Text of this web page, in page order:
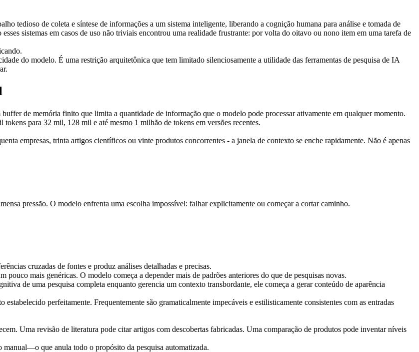
tedioso de coleta e síntese de informações a um sistema inteligente, liberando a cognição humana para análise e tomada de
sistemas em casos de uso não triviais encontrou uma realidade frustrante: por volta do oitavo ou nono item em uma tarefa de
do modelo. É uma restrição arquitetônica que tem limitado silenciosamente a utilidade das ferramentas de pesquisa de IA
de memória finito que limita a quantidade de informação que o modelo pode processar ativamente em qualquer momento.
para 32 mil, 128 mil e até mesmo 1 milhão de tokens em versões recentes.
empresas, trinta artigos científicos ou vinte produtos concorrentes - a janela de contexto se enche rapidamente. Não é apenas
pressão. O modelo enfrenta uma escolha impossível: falhar explicitamente ou começar a cortar caminho.
cruzadas de fontes e produz análises detalhadas e precisas.
pouco mais genéricas. O modelo começa a depender mais de padrões anteriores do que de pesquisas novas.
de uma pesquisa completa enquanto gerencia um contexto transbordante, ele começa a gerar conteúdo de aparência
perfeitamente. Frequentemente são gramaticalmente impecáveis e estilisticamente consistentes com as entradas
Uma revisão de literatura pode citar artigos com descobertas fabricadas. Uma comparação de produtos pode inventar níveis
manual—o que anula todo o propósito da pesquisa automatizada.